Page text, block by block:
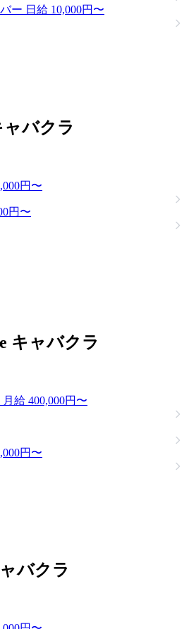
ー 日給 10,000円〜
ャバクラ
円〜
円〜
キャバクラ
月給 400,000円〜
円〜
バクラ